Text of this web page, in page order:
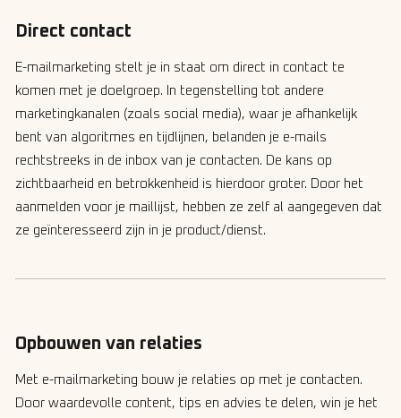
Direct contact
E-mailmarketing stelt je in staat om direct in contact te
komen met je doelgroep. In tegenstelling tot andere
marketingkanalen (zoals social media), waar je afhankelijk
bent van algoritmes en tijdlijnen, belanden je e-mails
rechtstreeks in de inbox van je contacten. De kans op
zichtbaarheid en betrokkenheid is hierdoor groter. Door het
aanmelden voor je maillijst, hebben ze zelf al aangegeven dat
ze geïnteresseerd zijn in je product/dienst.
Opbouwen van relaties
Met e-mailmarketing bouw je relaties op met je contacten.
Door waardevolle content, tips en advies te delen, win je het